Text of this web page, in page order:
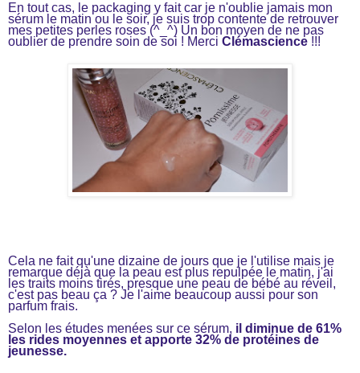
En tout cas, le packaging y fait car je n'oublie jamais mon
sérum le matin ou le soir, je suis trop contente de retrouver
mes petites perles roses (^_^) Un bon moyen de ne pas
oublier de prendre soin de soi ! Merci Clémascience !!!
Cela ne fait qu'une dizaine de jours que je l'utilise mais je
remarque déjà que la peau est plus repulpée le matin, j'ai
les traits moins tirés, presque une peau de bébé au réveil,
c'est pas beau ça ? Je l'aime beaucoup aussi pour son
parfum frais.
Selon les études menées sur ce sérum, il diminue de 61%
les rides moyennes et apporte 32% de protéines de
jeunesse.